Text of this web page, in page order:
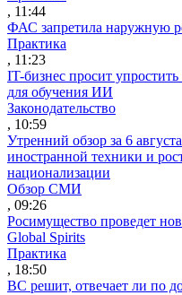
, 11:44
ФАС запретила наружную
Практика
, 11:23
IT-бизнес просит
для обучения ИИ
Законодательство
, 10:59
Утренний обзор за 6
иностранной техники и
национализации
Обзор СМИ
, 09:26
Росимущество проведет
Global Spirits
Практика
, 18:50
ВС решит, отвечает ли по